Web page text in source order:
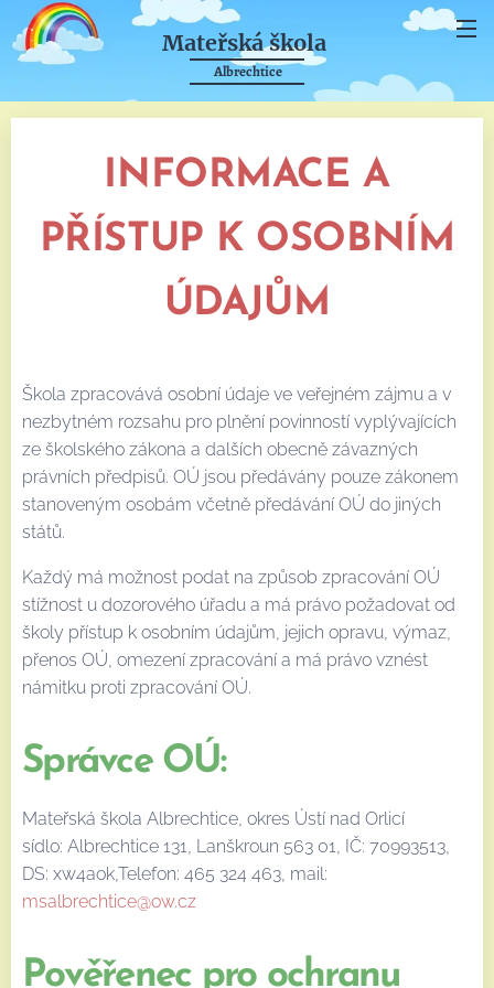
Mateřská škola
Albrechtice
INFORMACE A
PŘÍSTUP K OSOBNÍM
ÚDAJŮM
Škola zpracovává osobní údaje ve veřejném zájmu a v
nezbytném rozsahu pro plnění povinností vyplývajících
ze školského zákona a dalších obecně závazných
právních předpisů. OÚ jsou předávány pouze zákonem
stanoveným osobám včetně předávání OÚ do jiných
států.
Každý má možnost podat na způsob zpracování OÚ
stížnost u dozorového úřadu a má právo požadovat od
školy přístup k osobním údajům, jejich opravu, výmaz,
přenos OÚ, omezení zpracování a má právo vznést
námitku proti zpracování OÚ.
Správce OÚ:
Mateřská škola Albrechtice, okres Ústí nad Orlicí
sídlo: Albrechtice 131, Lanškroun 563 01, IČ: 70993513,
DS: xw4aok,Telefon: 465 324 463, mail:
msalbrechtice@ow.cz
Pověřenec pro ochranu